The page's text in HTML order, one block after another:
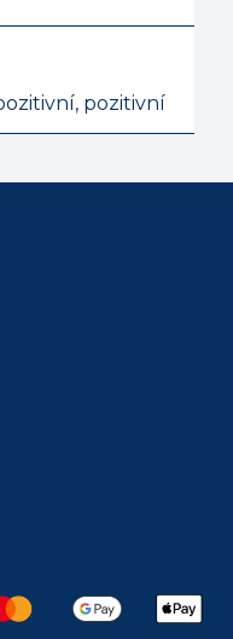
pozitivní